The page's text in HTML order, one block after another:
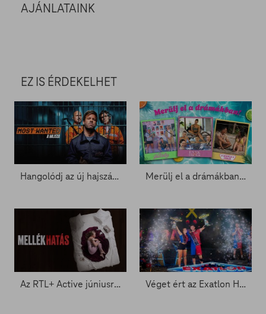
AJÁNLATAINK
EZ IS ÉRDEKELHET
Hangolódj az új hajszára az RTL+-szal Merülj el a drámákban az RTL+-on!
Az RTL+ Active júniusra ajánlja: Mellékhatás Véget ért az Exatlon Hungary – Ők emelhették magasba a trófeát